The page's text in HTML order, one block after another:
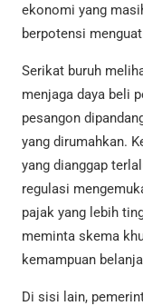
ekonomi yang
berpotensi
Serikat buruh
menjaga daya beli
pesangon
yang dirumahkan.
yang dianggap
regulasi
pajak yang lebih
meminta skema
kemampuan
Di sisi lain,